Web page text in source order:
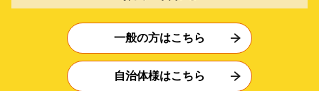
一般の方はこちら
自治体様はこちら